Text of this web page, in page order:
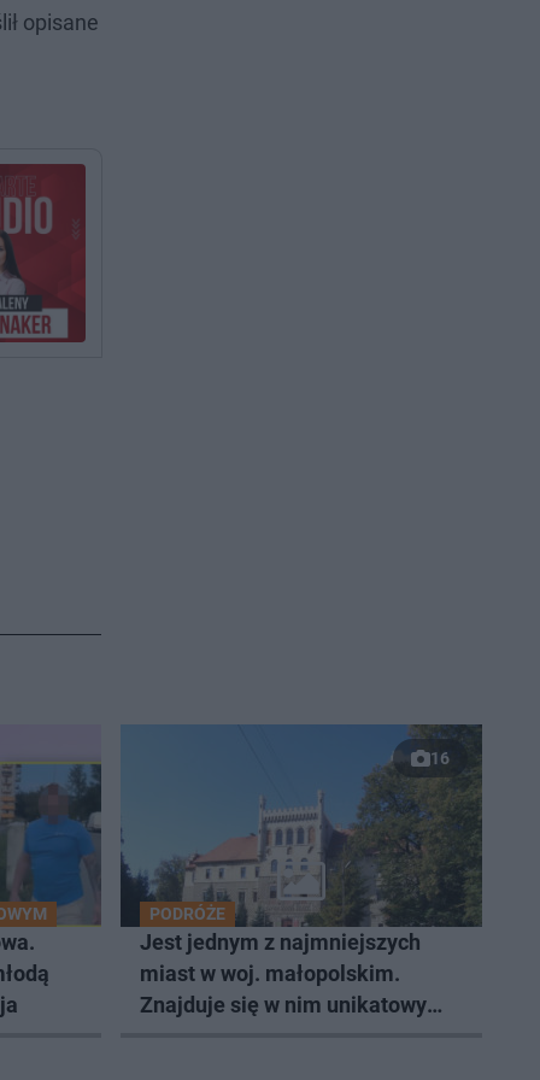
opisane
16
PODRÓŻE
Jest jednym z najmniejszych
miast w woj. małopolskim.
Znajduje się w nim unikatowy